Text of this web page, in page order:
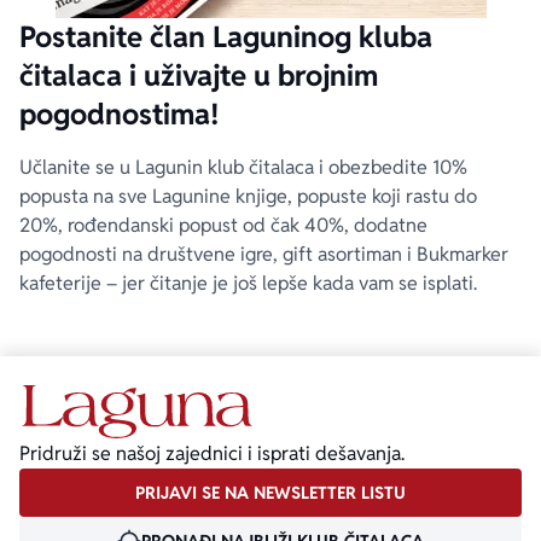
Postanite član Laguninog kluba
čitalaca i uživajte u brojnim
pogodnostima!
Učlanite se u Lagunin klub čitalaca i obezbedite 10%
popusta na sve Lagunine knjige, popuste koji rastu do
20%, rođendanski popust od čak 40%, dodatne
pogodnosti na društvene igre, gift asortiman i Bukmarker
kafeterije – jer čitanje je još lepše kada vam se isplati.
Pridruži se našoj zajednici i isprati dešavanja.
PRIJAVI SE NA NEWSLETTER LISTU